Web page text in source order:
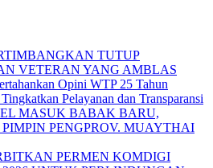
TUTUP
VETERAN YANG AMBLAS
Opini WTP 25 Tahun
Pelayanan dan Transparansi
MASUK BABAK BARU,
PENGPROV. MUAYTHAI
PERMEN KOMDIGI